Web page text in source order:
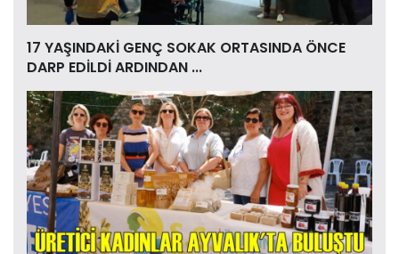
17 YAŞINDAKİ GENÇ SOKAK ORTASINDA ÖNCE
DARP EDİLDİ ARDINDAN ...